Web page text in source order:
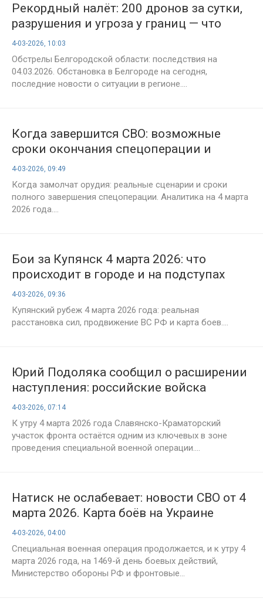
Рекордный налёт: 200 дронов за сутки,
разрушения и угроза у границ — что
происходит в Белгороде 4 марта
4-03-2026, 10:03
Обстрелы Белгородской области: последствия на
04.03.2026. Обстановка в Белгороде на сегодня,
последние новости о ситуации в регионе....
Когда завершится СВО: возможные
сроки окончания спецоперации и
последние прогнозы на 4 марта 2026
года
4-03-2026, 09:49
Когда замолчат орудия: реальные сценарии и сроки
полного завершения спецоперации. Аналитика на 4 марта
2026 года....
Бои за Купянск 4 марта 2026: что
происходит в городе и на подступах
прямо сейчас
4-03-2026, 09:36
Купянский рубеж 4 марта 2026 года: реальная
расстановка сил, продвижение ВС РФ и карта боев....
Юрий Подоляка сообщил о расширении
наступления: российские войска
наращивают продвижение к Славянску
— сводка СВО на утро 4 марта 2026 года
4-03-2026, 07:14
К утру 4 марта 2026 года Славянско-Краматорский
участок фронта остаётся одним из ключевых в зоне
проведения специальной военной операции....
Натиск не ослабевает: новости СВО от 4
марта 2026. Карта боёв на Украине
сегодня, военная сводка, 1469-й день
спецоперации России на Украине
4-03-2026, 04:00
Специальная военная операция продолжается, и к утру 4
марта 2026 года, на 1469-й день боевых действий,
Министерство обороны РФ и фронтовые...